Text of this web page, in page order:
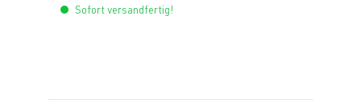
Sofort versandfertig!